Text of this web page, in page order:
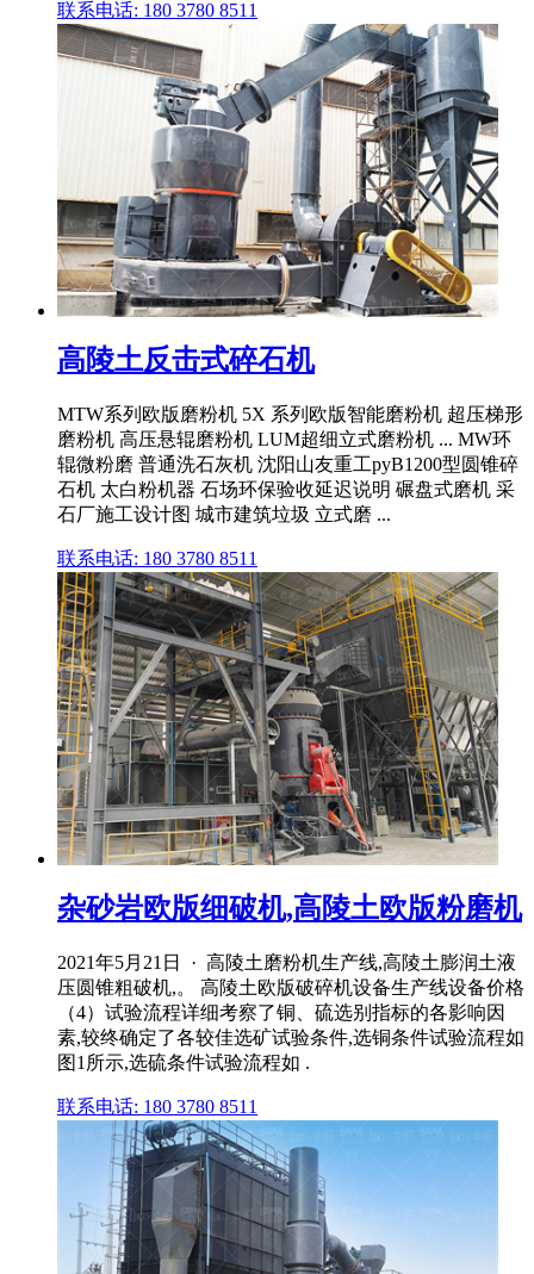
联系电话: 180 3780 8511
高陵土反击式碎石机
MTW系列欧版磨粉机 5X 系列欧版智能磨粉机 超压梯形
磨粉机 高压悬辊磨粉机 LUM超细立式磨粉机 ... MW环
辊微粉磨 普通洗石灰机 沈阳山友重工pyB1200型圆锥碎
石机 太白粉机器 石场环保验收延迟说明 碾盘式磨机 采
石厂施工设计图 城市建筑垃圾 立式磨 ...
联系电话: 180 3780 8511
杂砂岩欧版细破机,高陵土欧版粉磨机
2021年5月21日 · 高陵土磨粉机生产线,高陵土膨润土液
压圆锥粗破机,。 高陵土欧版破碎机设备生产线设备价格
（4）试验流程详细考察了铜、硫选别指标的各影响因
素,较终确定了各较佳选矿试验条件,选铜条件试验流程如
图1所示,选硫条件试验流程如 .
联系电话: 180 3780 8511